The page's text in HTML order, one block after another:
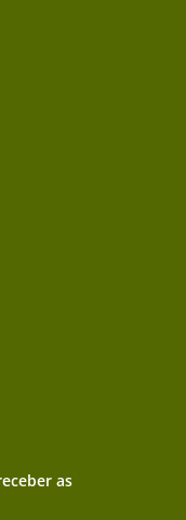
as